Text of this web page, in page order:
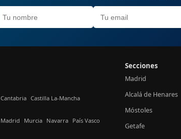
Cantabria Castilla La-Mancha
Madrid Murcia Navarra País Vasco
Secciones
Madrid
Alcalá de Henares
Móstoles
Getafe